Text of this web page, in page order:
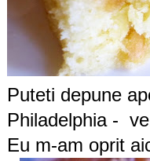
Puteti depune
Philadelphia -
Eu m-am oprit